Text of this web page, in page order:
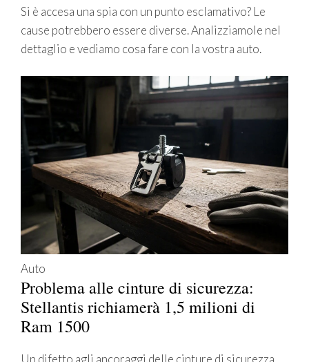
Si è accesa una spia con un punto esclamativo? Le
cause potrebbero essere diverse. Analizziamole nel
dettaglio e vediamo cosa fare con la vostra auto.
Auto
Problema alle cinture di sicurezza:
Stellantis richiamerà 1,5 milioni di
Ram 1500
Un difetto agli ancoraggi delle cinture di sicurezza